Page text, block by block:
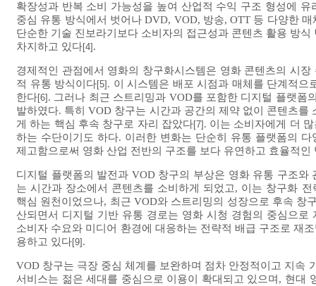
확장성과 반복 소비 가능성을 높여 산업적 수익 구조 형성에
중심 유통 방식에서 벗어나 DVD, VOD, 방송, OTT 등 다양한
단순한 기술 진보라기보다 소비자의 접근성과 콘텐츠 활용 방
차지하고 있다[4] .
경제적인 관점에서 영화의 창구화시스템은 영화 콘텐츠의 시
적 유통 방식이다[5] . 이 시스템은 배포 시점과 매체를 단계적
한다[6] . 그러나 최근 스트리밍과 VOD를 포함한 디지털 플랫폼
발하였다. 특히 VOD 창구는 시간과 공간의 제약 없이 콘텐츠
게 하는 핵심 후속 창구로 자리 잡았다[7] . 이는 소비자에게 더
하는 수단이기도 하다. 이러한 변화는 단순히 유통 플랫폼의
제고함으로써 영화 산업 전반의 구조를 보다 유연하고 효율적
디지털 플랫폼의 발전과 VOD 창구의 부상은 영화 유통 구조
는 시간과 장소에서 콘텐츠를 소비하게 되었고, 이는 창구화
핵심 원천이었으나, 최근 VOD와 스트리밍의 성장으로 후속 창
산되면서 디지털 기반 유통 경로는 영화 시청 경험의 중심으
소비자 수요와 미디어 환경에 대응하는 전략적 배급 구조로 재
용하고 있다[9] .
VOD 창구는 극장 중심 체계를 보완하며 점차 안정적이고 지속
서비스는 젊은 세대를 중심으로 이용이 확대되고 있으며, 현대